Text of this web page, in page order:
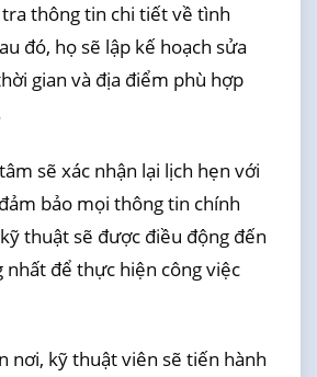
thông tin chi tiết về tình
đó, họ sẽ lập kế hoạch sửa
gian và địa điểm phù hợp
sẽ xác nhận lại lịch hẹn với
bảo mọi thông tin chính
thuật sẽ được điều động đến
nhất để thực hiện công việc
nơi, kỹ thuật viên sẽ tiến hành